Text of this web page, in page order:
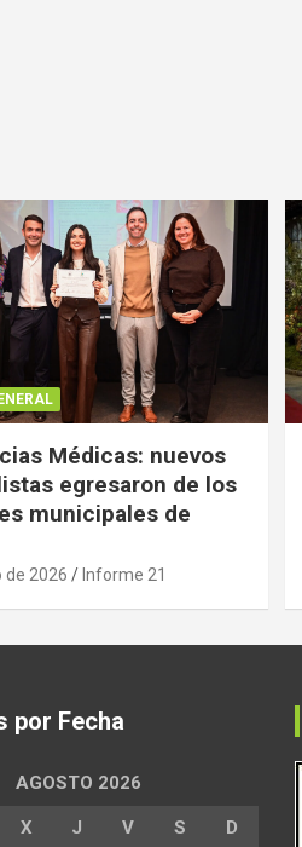
Médicas: nuevos
egresaron de los
municipales de
de 2026 Informe 21
por Fecha
AGOSTO 2026
X J V S D